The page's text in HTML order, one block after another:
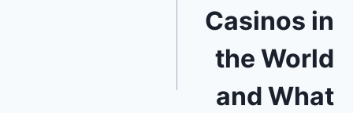
Casinos in
the World
and What